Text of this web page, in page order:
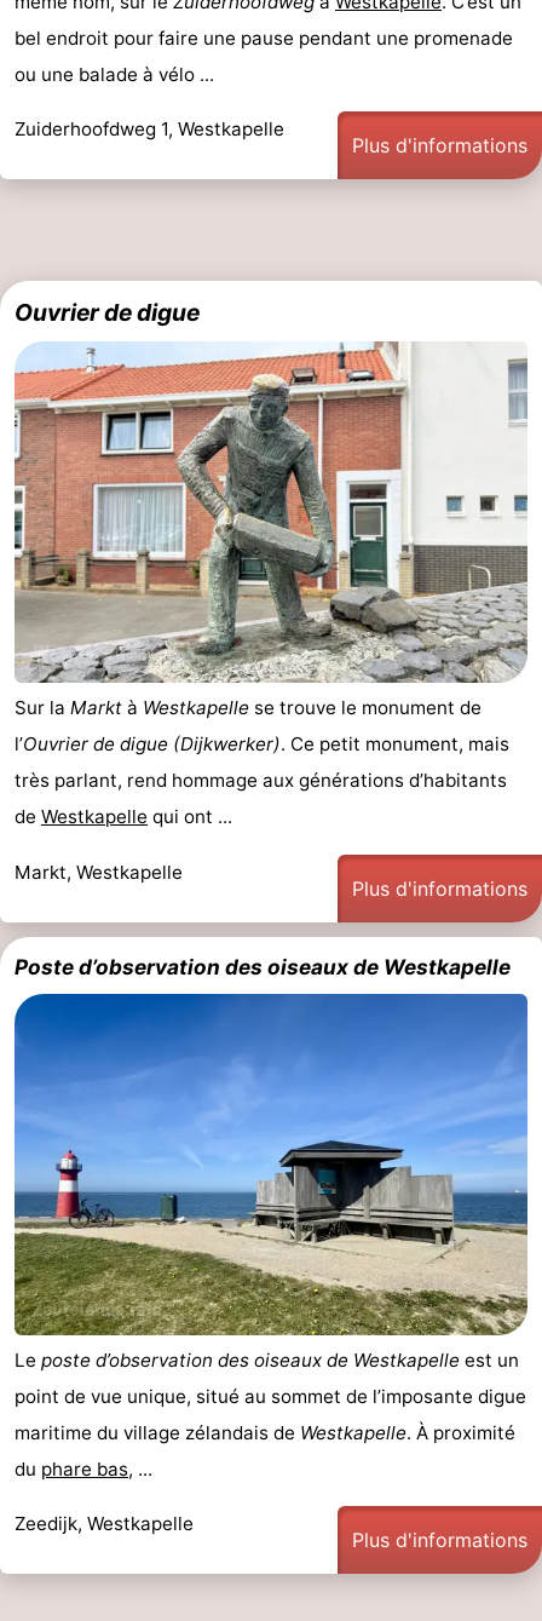
jeux
intérieures
de
bien-
être
Villages
&
villes
Nature
Visites
Piscines
-
Faire
du
vélo
-
Randonnée
-
Équitation
-
Terrains
de
golf
-
Peche
Sportive
-
Equitation
Boire
et
manger
Événements
Conduite
Pratiques
-
Stationnement
Adresses
Zeeland
Schouwen-
Duiveland
-
Renesse
-
Brouwershaven
-
Bruinisse
-
bel endroit pour faire une pause pendant une promenade
ou une balade à vélo ...
Zuiderhoofdweg 1, Westkapelle
Plus d'informations
Ouvrier de digue
Sur la Markt à Westkapelle se trouve le monument de
l’Ouvrier de digue (Dijkwerker). Ce petit monument, mais
très parlant, rend hommage aux générations d’habitants
de Westkapelle qui ont ...
Markt, Westkapelle
Plus d'informations
Poste d’observation des oiseaux de Westkapelle
Le poste d’observation des oiseaux de Westkapelle est un
point de vue unique, situé au sommet de l’imposante digue
maritime du village zélandais de Westkapelle. À proximité
du phare bas, ...
Zeedijk, Westkapelle
Plus d'informations